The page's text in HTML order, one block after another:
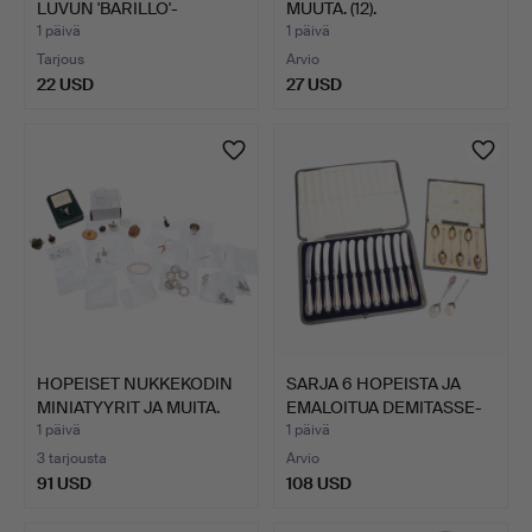
LUVUN 'BARILLO'-
LASIPÖYT…
1 päivä
Tarjous
22 USD
MUUTA. (12).
1 päivä
Arvio
27 USD
HOPEISET NUKKEKODIN
MINIATYYRIT JA MUITA.
1 päivä
3 tarjousta
91 USD
SARJA 6 HOPEISTA JA
EMALOITUA DEMITASSE-
LU…
1 päivä
Arvio
108 USD